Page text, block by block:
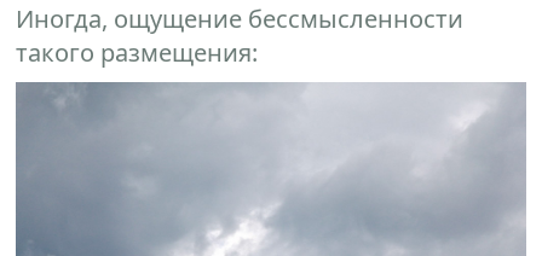
Иногда, ощущение бессмысленности
такого размещения: